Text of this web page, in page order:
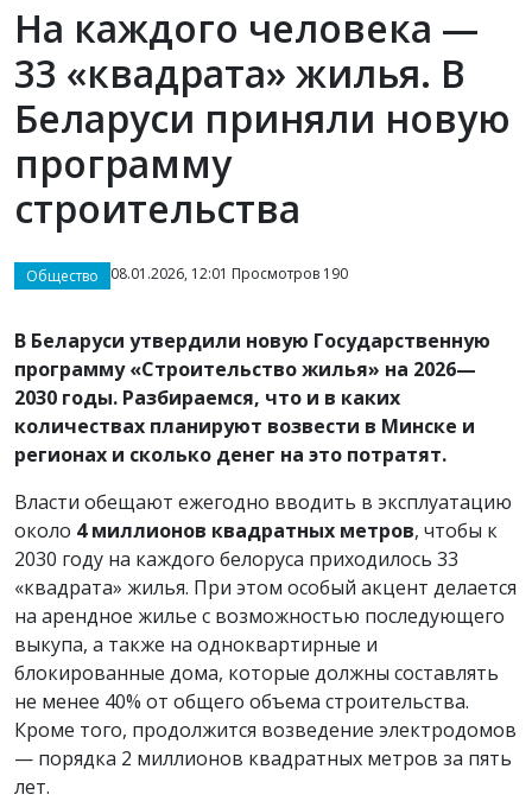
На каждого человека —
33 «квадрата» жилья. В
Беларуси приняли новую
программу
строительства
Общество 08.01.2026, 12:01 Просмотров 190
В Беларуси утвердили новую Государственную
программу «Строительство жилья» на 2026—
2030 годы. Разбираемся, что и в каких
количествах планируют возвести в Минске и
регионах и сколько денег на это потратят.
Власти обещают ежегодно вводить в эксплуатацию
около 4 миллионов квадратных метров, чтобы к
2030 году на каждого белоруса приходилось 33
«квадрата» жилья. При этом особый акцент делается
на арендное жилье с возможностью последующего
выкупа, а также на одноквартирные и
блокированные дома, которые должны составлять
не менее 40% от общего объема строительства.
Кроме того, продолжится возведение электродомов
— порядка 2 миллионов квадратных метров за пять
лет.